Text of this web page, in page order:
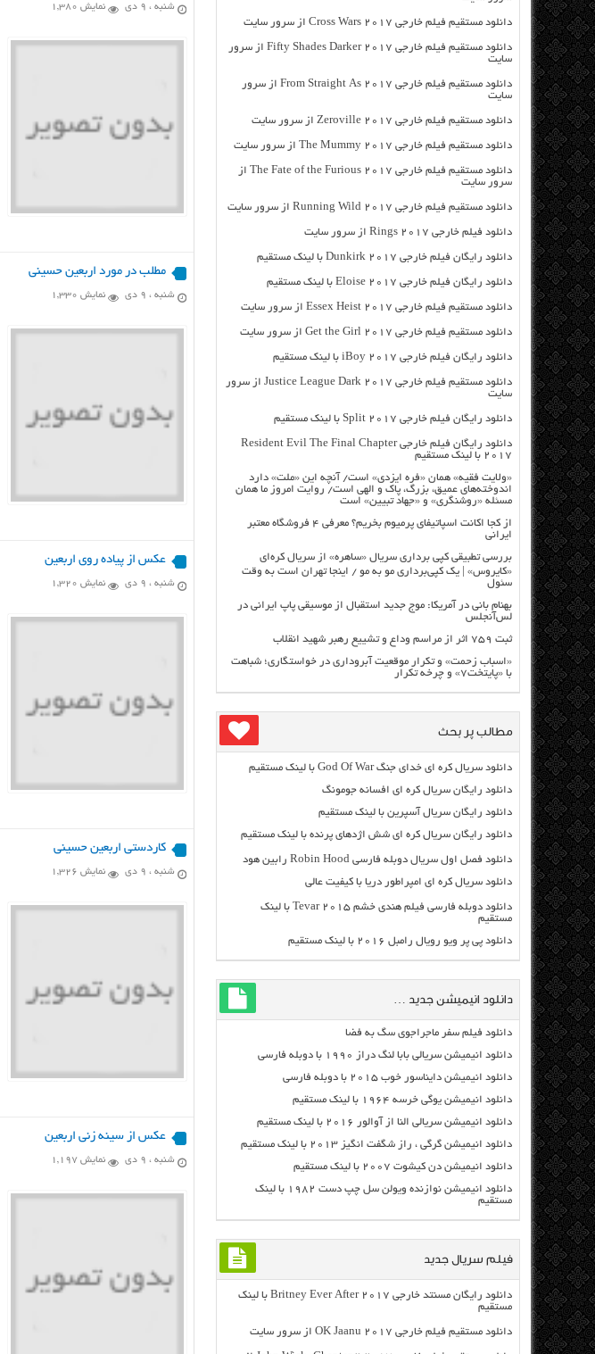
شنبه ، ۹ دی نمایش 1,380
مطلب در مورد اربعین حسینی
شنبه ، ۹ دی نمایش 1,330
عکس از پیاده روی اربعین
شنبه ، ۹ دی نمایش 1,320
کاردستی اربعین حسینی
شنبه ، ۹ دی نمایش 1,326
عکس از سینه زنی اربعین
شنبه ، ۹ دی نمایش 1,197
دانلود مستقیم فیلم خارجی Cross Wars 2017 از سرور سایت
دانلود مستقیم فیلم خارجی Fifty Shades Darker 2017 از سرور
سایت
دانلود مستقیم فیلم خارجی From Straight As 2017 از سرور
سایت
دانلود مستقیم فیلم خارجی Zeroville 2017 از سرور سایت
دانلود مستقیم فیلم خارجی The Mummy 2017 از سرور سایت
دانلود مستقیم فیلم خارجی The Fate of the Furious 2017 از
سرور سایت
دانلود مستقیم فیلم خارجی Running Wild 2017 از سرور سایت
دانلود فیلم خارجی Rings 2017 از سرور سایت
دانلود رایگان فیلم خارجی Dunkirk 2017 با لینک مستقیم
دانلود رایگان فیلم خارجی Eloise 2017 با لینک مستقیم
دانلود مستقیم فیلم خارجی Essex Heist 2017 از سرور سایت
دانلود مستقیم فیلم خارجی Get the Girl 2017 از سرور سایت
دانلود رایگان فیلم خارجی iBoy 2017 با لینک مستقیم
دانلود مستقیم فیلم خارجی Justice League Dark 2017 از سرور
سایت
دانلود رایگان فیلم خارجی Split 2017 با لینک مستقیم
دانلود رایگان فیلم خارجی Resident Evil The Final Chapter
2017 با لینک مستقیم
«ولایت فقیه» همان «فره ایزدی» است/ آنچه این «ملت» دارد
اندوخته‌های عمیق، بزرگ، پاک و الهی است/ روایت امروز ما همان
مسئله «روشنگری» و «جهاد تبیین» است
از کجا اکانت اسپاتیفای پرمیوم بخریم؟ معرفی ۴ فروشگاه معتبر
ایرانی
بررسی تطبیقی کپی برداری سریال «ساهره» از سریال کره‌ای
«کایروس» | یک کپی‌برداری مو به مو / اینجا تهران است به وقت
سئول
بهنام بانی در آمریکا: موج جدید استقبال از موسیقی پاپ ایرانی در
لس‌آنجلس
ثبت ۷۵۹ اثر از مراسم وداع و تشییع رهبر شهید انقلاب
«اسباب زحمت» و تکرار موقعیت آبروداری در خواستگاری؛ شباهت
با «پایتخت۷» و چرخه تکرار
مطالب پر بحث
دانلود سریال کره ای خدای جنگ God Of War با لینک مستقیم
دانلود رایگان سریال کره ای افسانه جومونگ
دانلود رایگان سریال آسپرین با لینک مستقیم
دانلود رایگان سریال کره ای شش اژدهای پرنده با لینک مستقیم
دانلود فصل اول سریال دوبله فارسی Robin Hood رابین هود
دانلود سریال کره ای امپراطور دریا با کیفیت عالی
دانلود دوبله فارسی فیلم هندی خشم Tevar ۲۰۱۵ با لینک
مستقیم
دانلود پی پر ویو رویال رامبل ۲۰۱۶ با لینک مستقیم
دانلود انیمیشن جدید …
دانلود فیلم سفر ماجراجوی سگ به فضا
دانلود انیمیشن سریالی بابا لنگ دراز ۱۹۹۰ با دوبله فارسی
دانلود انیمیشن دایناسور خوب ۲۰۱۵ با دوبله فارسی
دانلود انیمیشن یوگی خرسه ۱۹۶۴ با لینک مستقیم
دانلود انیمیشن سریالی النا از آوالور ۲۰۱۶ با لینک مستقیم
دانلود انیمیشن گرگی ، راز شگفت انگیز ۲۰۱۳ با لینک مستقیم
دانلود انیمیشن دن کیشوت ۲۰۰۷ با لینک مستقیم
دانلود انیمیشن نوازنده ویولن سل چپ دست ۱۹۸۲ با لینک
مستقیم
فیلم سریال جدید
دانلود رایگان مسنتد خارجی Britney Ever After 2017 با لینک
مستقیم
دانلود مستقیم فیلم خارجی OK Jaanu 2017 از سرور سایت